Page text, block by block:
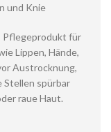
und Knie
Pflegeprodukt für
Lippen, Hände,
Austrocknung,
Stellen spürbar
raue Haut.